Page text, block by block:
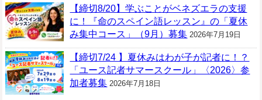
【締切8/20】学ぶことがベネズエラの支援
に！『命のスペイン語レッスン』の「夏休
み集中コース」（9月）募集 2026年7月19日
【締切7/24 】夏休みはわが子が記者に！？
「ユース記者サマースクール」〈2026〉参
加者募集 2026年7月18日